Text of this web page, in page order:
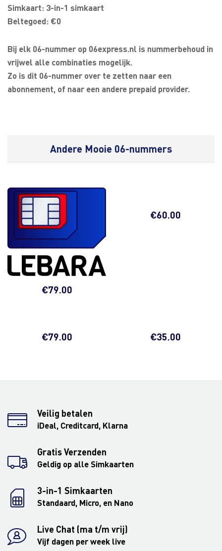
Simkaart: 3-in-1 simkaart
Beltegoed: €0
Bij elk 06-nummer op 06express.nl is nummerbehoud in
vrijwel alle combinaties mogelijk.
Zo is dit 06-nummer over te zetten naar een
abonnement, of naar een andere prepaid provider.
Andere Mooie 06-nummers
€79.00
€60.00
€79.00 €35.00
Veilig betalen
iDeal, Creditcard, Klarna
Gratis Verzenden
Geldig op alle Simkaarten
3-in-1 Simkaarten
Standaard, Micro, en Nano
Live Chat (ma t/m vrij)
Vijf dagen per week live